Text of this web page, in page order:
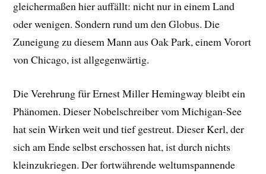
gleichermaßen hier auffällt: nicht nur in einem Land
oder wenigen. Sondern rund um den Globus. Die
Zuneigung zu diesem Mann aus Oak Park, einem Vorort
von Chicago, ist allgegenwärtig.
Die Verehrung für Ernest Miller Hemingway bleibt ein
Phänomen. Dieser Nobelschreiber vom Michigan-See
hat sein Wirken weit und tief gestreut. Dieser Kerl, der
sich am Ende selbst erschossen hat, ist durch nichts
kleinzukriegen. Der fortwährende weltumspannende